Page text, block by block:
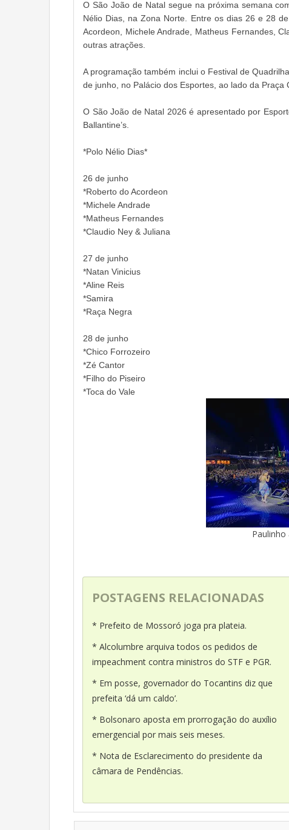
O São João de Natal segue na próxima semana
Nélio Dias, na Zona Norte. Entre os dias 26 e 28
Acordeon, Michele Andrade, Matheus Fernandes,
outras atrações.
A programação também inclui o Festival de
de junho, no Palácio dos Esportes, ao lado da Praça
O São João de Natal 2026 é apresentado por
Ballantine’s.
*Polo Nélio Dias*
26 de junho
*Roberto do Acordeon
*Michele Andrade
*Matheus Fernandes
*Claudio Ney & Juliana
27 de junho
*Natan Vinicius
*Aline Reis
*Samira
*Raça Negra
28 de junho
*Chico Forrozeiro
*Zé Cantor
*Filho do Piseiro
*Toca do Vale
POSTAGENS RELACIONADAS
* Prefeito de Mossoró joga pra plateia.
* Alcolumbre arquiva todos os pedidos de
impeachment contra ministros do STF e PGR.
* Em posse, governador do Tocantins diz que
prefeita ‘dá um caldo’.
* Bolsonaro aposta em prorrogação do auxílio
emergencial por mais seis meses.
* Nota de Esclarecimento do presidente da
câmara de Pendências.